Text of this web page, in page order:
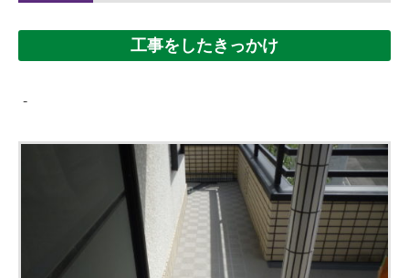
工事をしたきっかけ
-